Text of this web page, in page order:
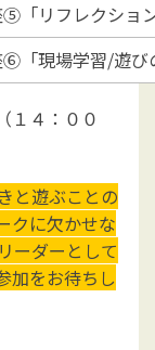
「リフレクショ
「現場学習/遊び
１４：００
と遊ぶことの
クに欠かせな
ーダーとして
加をお待ちし